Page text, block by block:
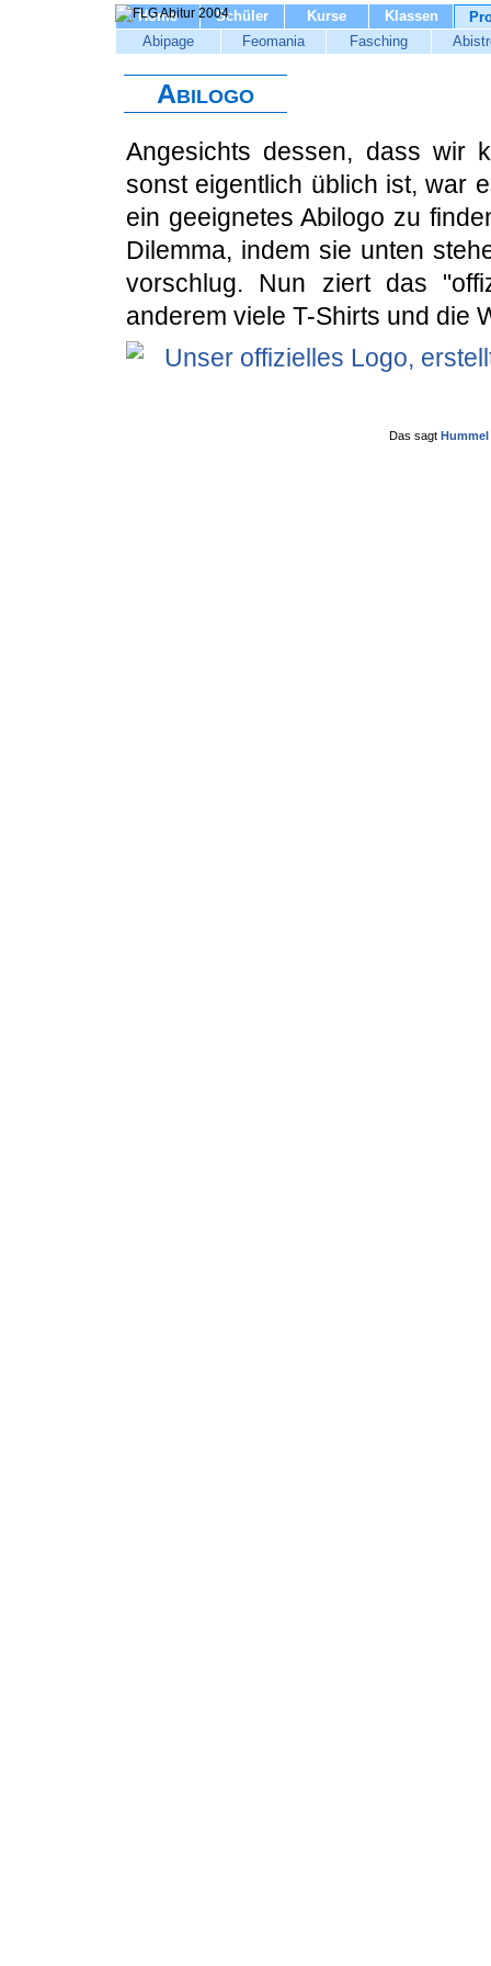
Home Schüler Kurse Klassen
Abipage
Feomania Fasching
Abilogo
Angesichts dessen, dass wir
sonst eigentlich üblich ist, war
ein geeignetes Abilogo zu
Dilemma, indem sie unten
vorschlug. Nun ziert das
anderem viele T-Shirts und die
Das sagt Hummel